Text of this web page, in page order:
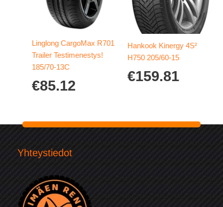
Linglong CargoMax R701
Trailer Testimenestys!
185/70-13C
€85.12
Hankook Kinergy 4S²
H750 205/60-15
€159.81
Yhteystiedot